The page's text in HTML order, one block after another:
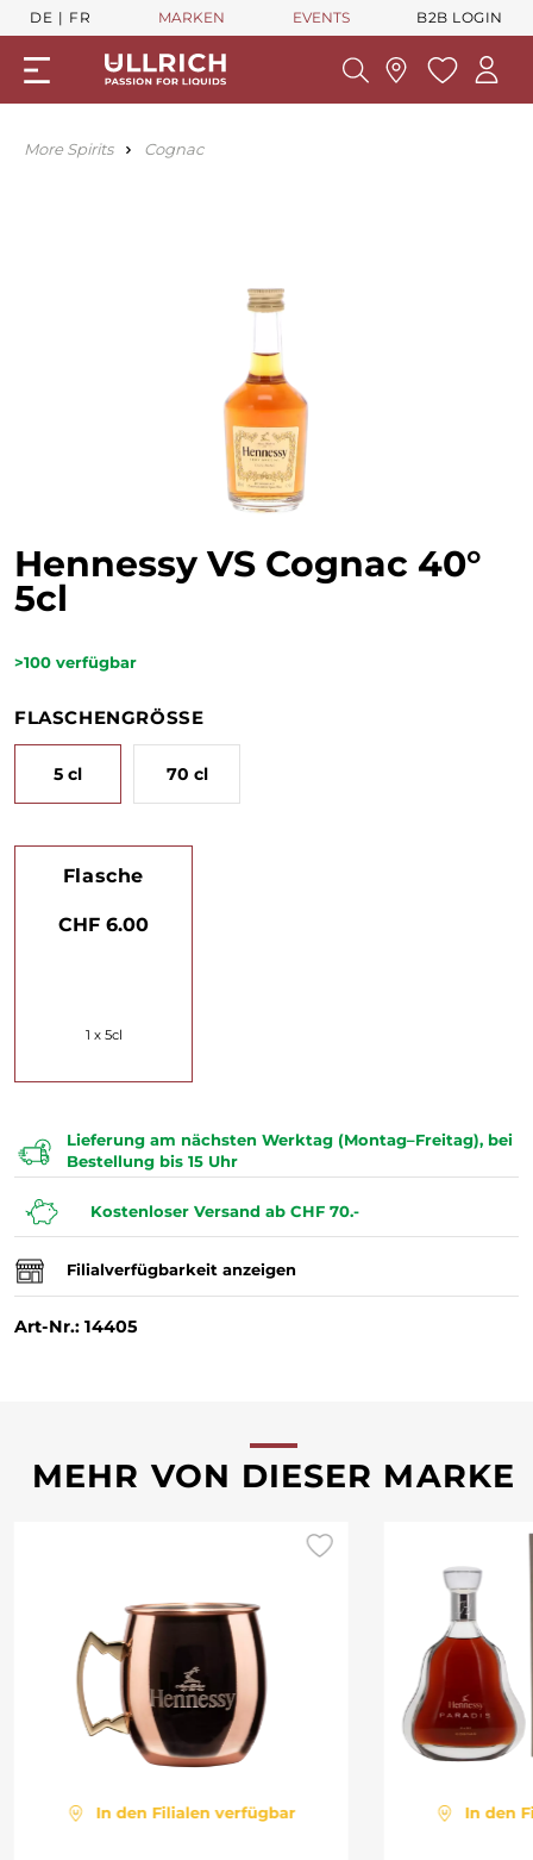
DE FR MARKEN EVENTS B2B LOGIN
More Spirits Cognac
Hennessy VS Cognac 40°
5cl
>100 verfügbar
FLASCHENGRÖSSE
5 cl 70 cl
Flasche
CHF 6.00
1 x 5cl
Lieferung am nächsten Werktag (Montag–Freitag), bei
Bestellung bis 15 Uhr
Kostenloser Versand ab CHF 70.-
Filialverfügbarkeit anzeigen
Art-Nr.: 14405
MEHR VON DIESER MARKE
In den Filialen verfügbar In den